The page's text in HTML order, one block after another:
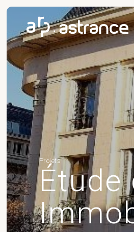
Projets
Étude